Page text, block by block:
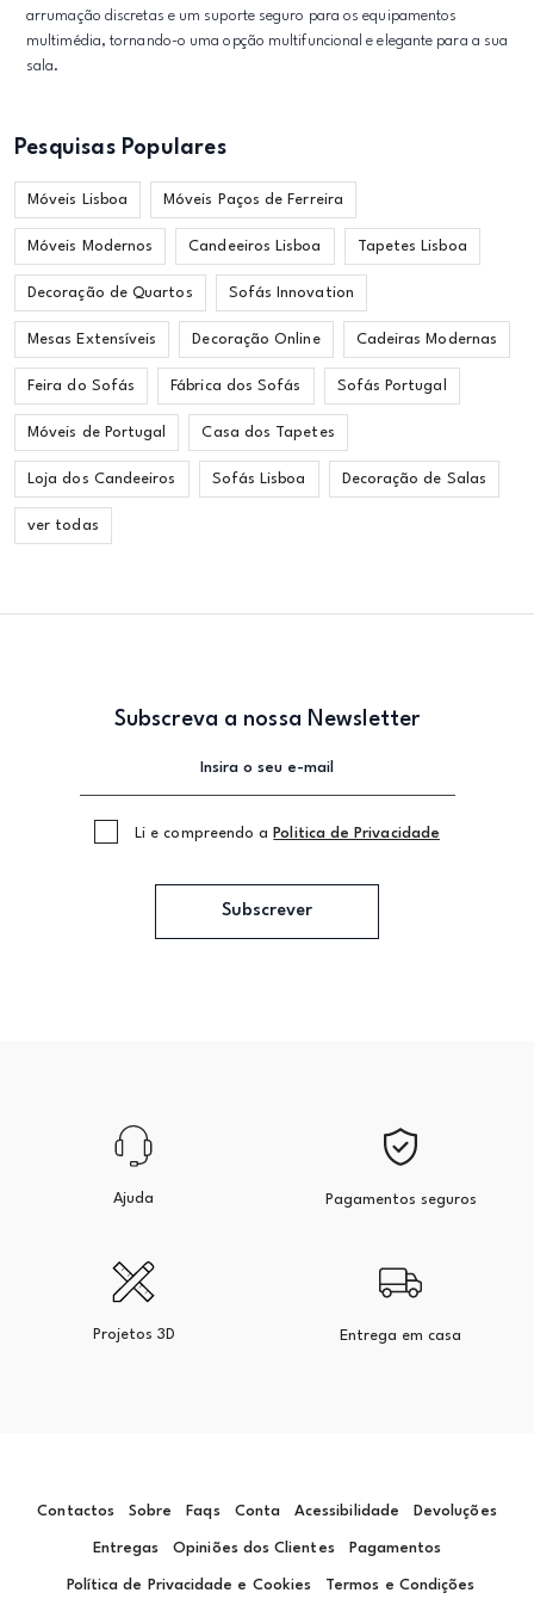
arrumação discretas e um suporte seguro para os equipamentos
multimédia, tornando-o uma opção multifuncional e elegante para a sua
sala.
Pesquisas Populares
Móveis Lisboa Móveis Paços de Ferreira
Móveis Modernos Candeeiros Lisboa Tapetes Lisboa
Decoração de Quartos Sofás Innovation
Mesas Extensíveis Decoração Online Cadeiras Modernas
Feira do Sofás Fábrica dos Sofás Sofás Portugal
Móveis de Portugal Casa dos Tapetes
Loja dos Candeeiros Sofás Lisboa Decoração de Salas
ver todas
Subscreva a nossa Newsletter
Li e compreendo a Politica de Privacidade
Subscrever
Ajuda Pagamentos seguros
Projetos 3D Entrega em casa
Contactos Sobre Faqs Conta Acessibilidade Devoluções
Entregas Opiniões dos Clientes Pagamentos
Política de Privacidade e Cookies Termos e Condições